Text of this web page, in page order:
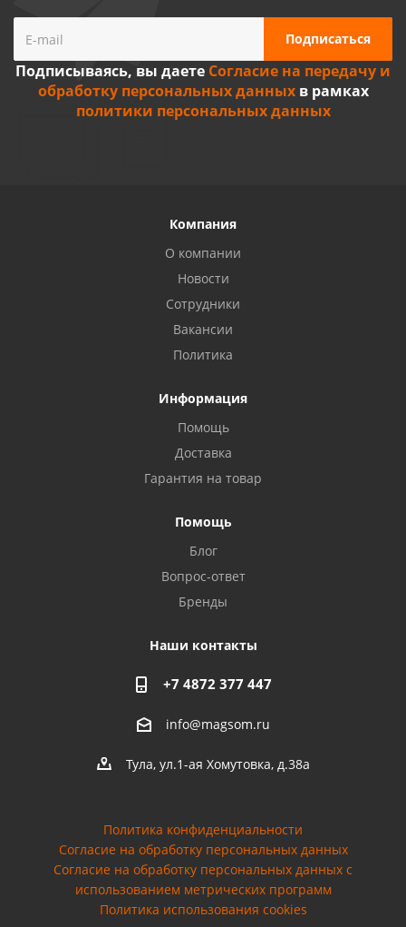
Подписываясь, вы даете Согласие на передачу и
обработку персональных данныхв рамках
политики персональных данных
Компания
О компании
Новости
Сотрудники
Вакансии
Политика
Информация
Помощь
Доставка
Гарантия на товар
Помощь
Блог
Вопрос-ответ
Бренды
Наши контакты
+7 4872 377 447
info@magsom.ru
Тула, ул.1-ая Хомутовка, д.38а
Политика конфиденциальности
Согласие на обработку персональных данных
Cогласие на обработку персональных данных с
использованием метрических программ
Политика использования cookies